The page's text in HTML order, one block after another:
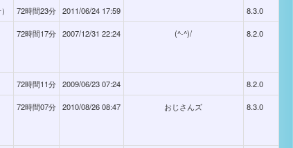
72時間23分 2011/06/24 17:59 8.3.0
72時間17分 2007/12/31 22:24 (^-^)/ 8.2.0
72時間11分 2009/06/23 07:24 8.2.0
72時間07分 2010/08/26 08:47 おじさんズ 8.3.0